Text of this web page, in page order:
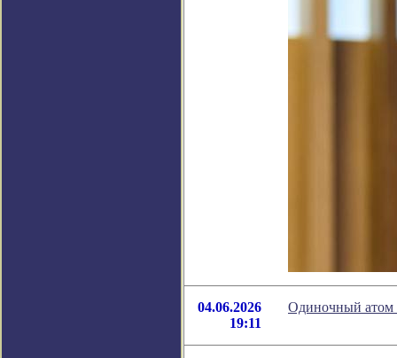
04.06.2026
19:11
Одиночный атом